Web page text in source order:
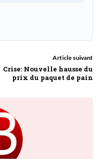
Article suivant
Crise: Nouvelle hausse du
prix du paquet de pain